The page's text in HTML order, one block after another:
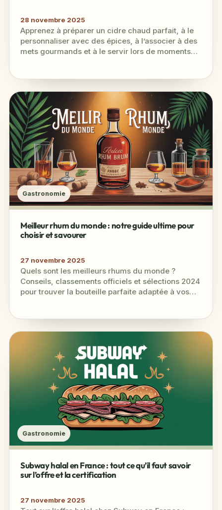
28 novembre 2025
Apprenez à préparer un cidre chaud parfait, à le
personnaliser avec des épices, à l’associer à des
mets gourmands et à le servir lors de moments…
Gastronomie
Meilleur rhum du monde : notre guide ultime pour
choisir et savourer
27 novembre 2025
Quels sont les meilleurs rhums du monde ?
Conseils, classements officiels et sélections 2024
pour trouver la bouteille parfaite adaptée à vos
Gastronomie
Subway halal en France : tout ce qu’il faut savoir
sur l’offre et la certification
27 novembre 2025